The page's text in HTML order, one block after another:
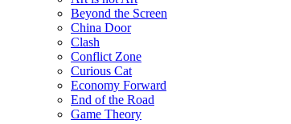
Beyond the Screen
China Door
Clash
Conflict Zone
Curious Cat
Economy Forward
End of the Road
Game Theory